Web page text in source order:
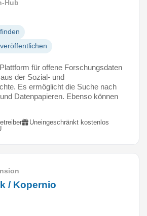
Hub
für offene Forschungsdaten
der Sozial- und
Es ermöglicht die Suche nach
Datenpapieren. Ebenso können
Uneingeschränkt kostenlos
/ Kopernio